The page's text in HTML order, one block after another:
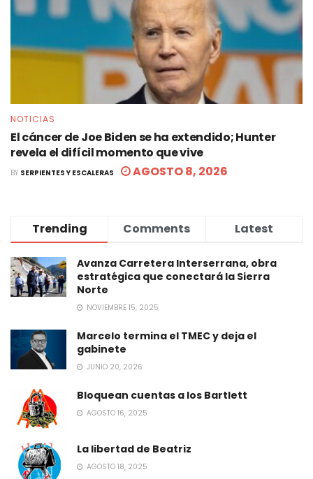
NOTICIAS
El cáncer de Joe Biden se ha extendido; Hunter
revela el difícil momento que vive
BY SERPIENTES Y ESCALERAS AGOSTO 8, 2026
Trending Comments Latest
Avanza Carretera Interserrana, obra
estratégica que conectará la Sierra
Norte
NOVIEMBRE 15, 2025
Marcelo termina el TMEC y deja el
gabinete
JUNIO 20, 2026
Bloquean cuentas a los Bartlett
AGOSTO 16, 2025
La libertad de Beatriz
AGOSTO 18, 2025